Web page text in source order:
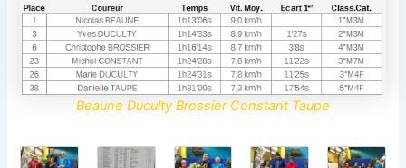
Beaune Duculty Brossier Constant Taupe